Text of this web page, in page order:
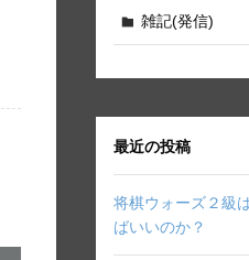
雑記(発信)
最近の投稿
将棋ウォーズ２級
ばいいのか？